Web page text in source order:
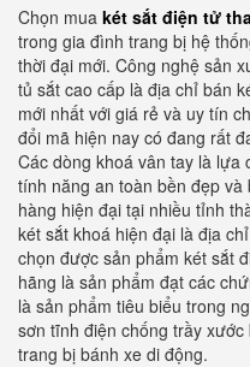
Chọn mua két sắt điện tử
trong gia đình trang bị hệ
thời đại mới. Công nghệ sản
tủ sắt cao cấp là địa chỉ bán
mới nhất với giá rẻ và uy tín
đổi mã hiện nay có đang rất
Các dòng khoá vân tay là
tính năng an toàn bền đẹp
hàng hiện đại tại nhiều tỉnh
két sắt khoá hiện đại là địa
chọn được sản phẩm két sắt
hãng là sản phẩm đạt các
là sản phẩm tiêu biểu trong
sơn tĩnh điện chống trầy
trang bị bánh xe di động.